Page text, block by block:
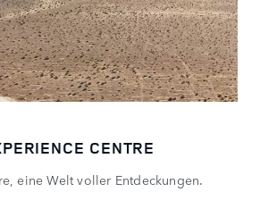
CENTRE
eine Welt voller Entdeckungen.